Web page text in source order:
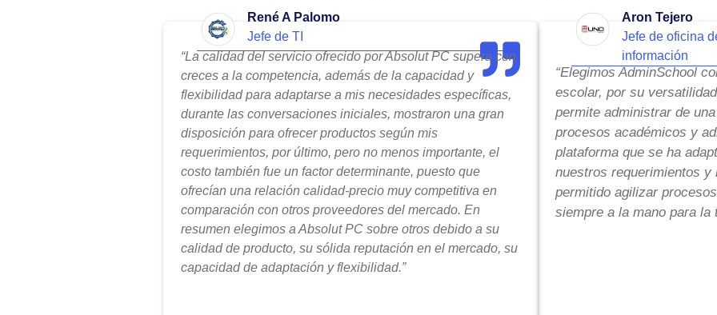
René A Palomo
Jefe de TI
“La calidad del servicio ofrecido por Absolut PC supera con
creces a la competencia, además de la capacidad y
flexibilidad para adaptarse a mis necesidades específicas,
durante las conversaciones iniciales, mostraron una gran
disposición para ofrecer productos según mis
requerimientos, por último, pero no menos importante, el
costo también fue un factor determinante, puesto que
ofrecían una relación calidad-precio muy competitiva en
comparación con otros proveedores del mercado. En
resumen elegimos a Absolut PC sobre otros debido a su
calidad de producto, su sólida reputación en el mercado, su
capacidad de adaptación y flexibilidad.”
Aron Tejero
Jefe de oficina
información
“Elegimos AdminSchool
escolar, por su
permite administrar de
procesos académicos y
plataforma que se ha
nuestros requerimientos y
permitido agilizar
siempre a la mano para la